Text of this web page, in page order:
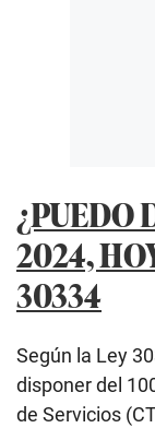
¿PUEDO
2024,
30334
Según la Ley
disponer del
de Servicios